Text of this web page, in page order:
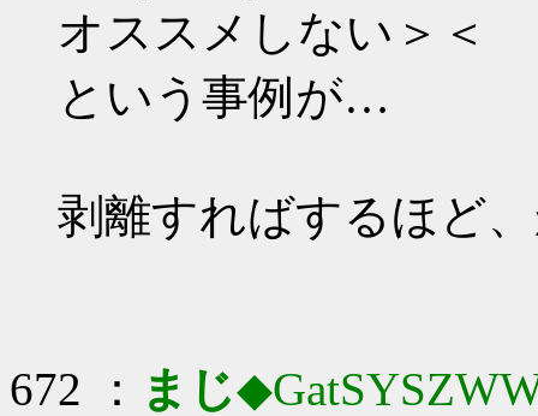
オススメしない＞＜
という事例が…
剥離すればするほど
672 ： まじ